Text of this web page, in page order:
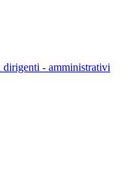
dirigenti - amministrativi